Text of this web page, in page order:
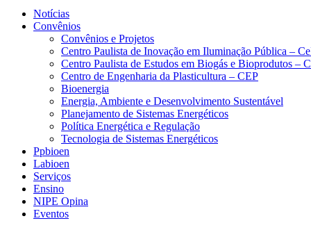
Notícias
Convênios
Convênios e Projetos
Centro Paulista de Inovação em Iluminação Pública –
Centro Paulista de Estudos em Biogás e Bioprodutos –
Centro de Engenharia da Plasticultura – CEP
Bioenergia
Energia, Ambiente e Desenvolvimento Sustentável
Planejamento de Sistemas Energéticos
Política Energética e Regulação
Tecnologia de Sistemas Energéticos
Ppbioen
Labioen
Serviços
Ensino
NIPE Opina
Eventos